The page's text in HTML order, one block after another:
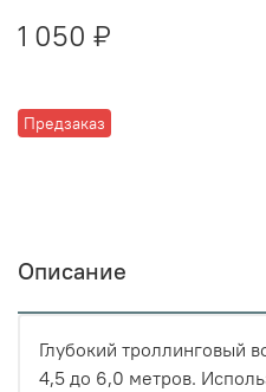
Предзаказ
1 050 ₽
Описание
Глубокий троллинговый
4,5 до 6,0 метров.